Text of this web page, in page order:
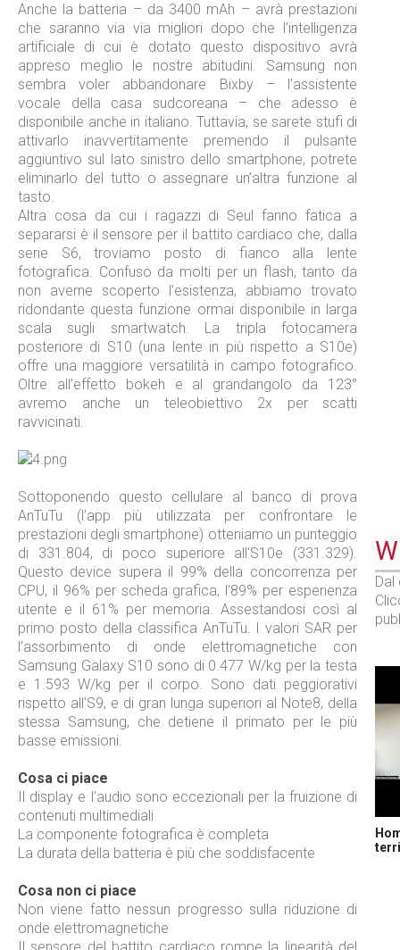
Anche la batteria – da 3400 mAh – avrà prestazioni
che saranno via via migliori dopo che l’intelligenza
artificiale di cui è dotato questo dispositivo avrà
appreso meglio le nostre abitudini. Samsung non
sembra voler abbandonare Bixby – l’assistente
vocale della casa sudcoreana – che adesso è
disponibile anche in italiano. Tuttavia, se sarete stufi di
attivarlo inavvertitamente premendo il pulsante
aggiuntivo sul lato sinistro dello smartphone, potrete
eliminarlo del tutto o assegnare un’altra funzione al
tasto.
Altra cosa da cui i ragazzi di Seul fanno fatica a
separarsi è il sensore per il battito cardiaco che, dalla
serie S6, troviamo posto di fianco alla lente
fotografica. Confuso da molti per un flash, tanto da
non averne scoperto l’esistenza, abbiamo trovato
ridondante questa funzione ormai disponibile in larga
scala sugli smartwatch. La tripla fotocamera
posteriore di S10 (una lente in più rispetto a S10e)
offre una maggiore versatilità in campo fotografico.
Oltre all’effetto bokeh e al grandangolo da 123°
avremo anche un teleobiettivo 2x per scatti
ravvicinati.
Sottoponendo questo cellulare al banco di prova
AnTuTu (l’app più utilizzata per confrontare le
prestazioni degli smartphone) otteniamo un punteggio
di 331.804, di poco superiore all’S10e (331.329).
Questo device supera il 99% della concorrenza per
CPU, il 96% per scheda grafica, l’89% per esperienza
utente e il 61% per memoria. Assestandosi così al
primo posto della classifica AnTuTu. I valori SAR per
l’assorbimento di onde elettromagnetiche con
Samsung Galaxy S10 sono di 0.477 W/kg per la testa
e 1.593 W/kg per il corpo. Sono dati peggiorativi
rispetto all’S9, e di gran lunga superiori al Note8, della
stessa Samsung, che detiene il primato per le più
basse emissioni.
Cosa ci piace
Il display e l’audio sono eccezionali per la fruizione di
contenuti multimediali
La componente fotografica è completa
La durata della batteria è più che soddisfacente
Cosa non ci piace
Non viene fatto nessun progresso sulla riduzione di
onde elettromagnetiche